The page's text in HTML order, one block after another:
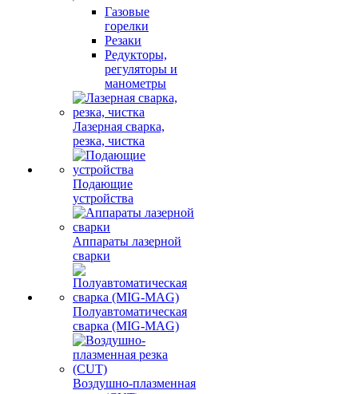
Газовые
горелки
Резаки
Редукторы,
регуляторы и
манометры
Лазерная сварка,
резка, чистка
Подающие
устройства
Аппараты лазерной
сварки
Полуавтоматическая
сварка (MIG-MAG)
Воздушно-плазменная